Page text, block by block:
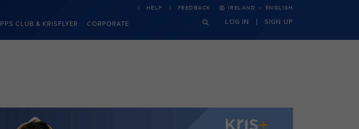
PPS CLUB & KRISFLYER CORPORATE
HELP FEEDBACK IRELAND · ENGLISH
LOG IN SIGN UP